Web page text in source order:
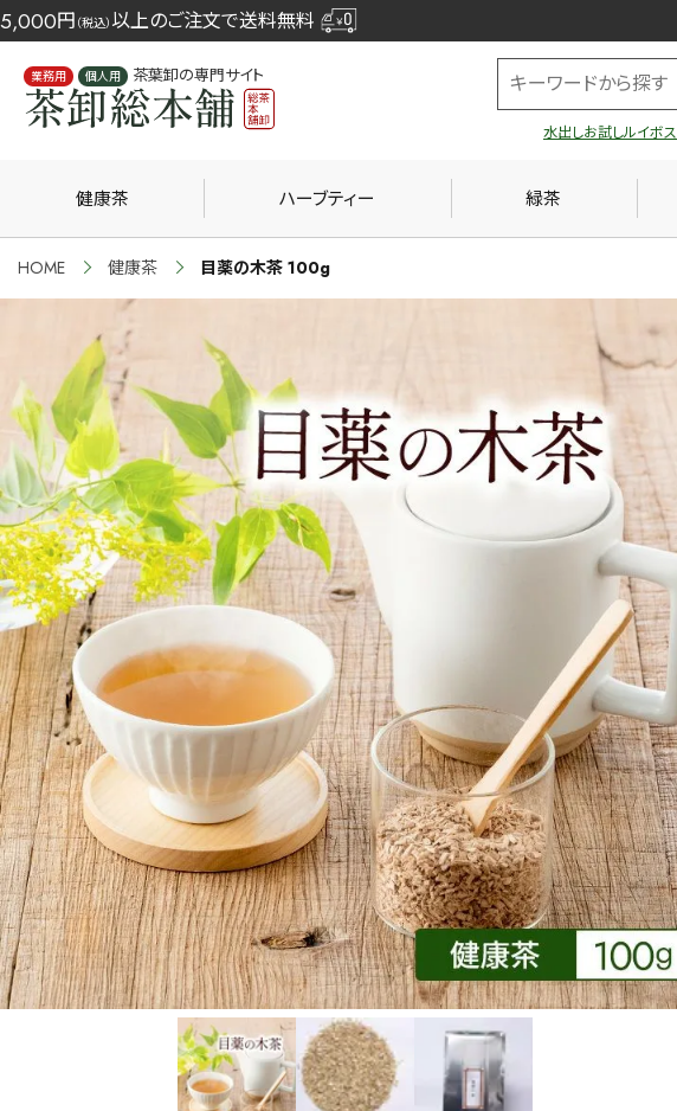
5,000円 （税込） 以上のご注文で送料無料
業務用 個人用 茶葉卸の専門サイト
水出しお試しルイボス
健康茶 ハーブティー 緑茶
HOME 健康茶 目薬の木茶 100g